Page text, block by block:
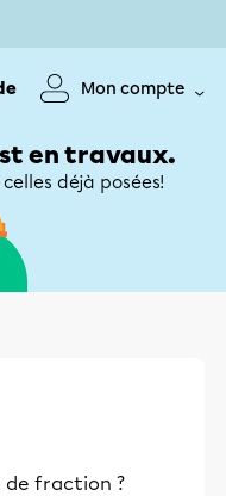
Mon compte
en travaux.
déjà posées!
de fraction ?